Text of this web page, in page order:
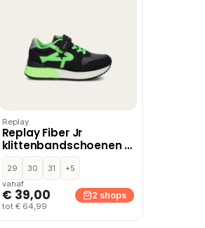
Replay
Replay Fiber Jr
klittenbandschoenen –
Zwart
29 30 31
+5
vanaf
€ 39,00
tot € 64,99
2 shops